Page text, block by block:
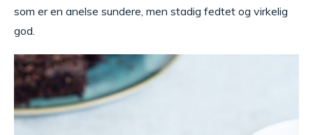
som er en anelse sundere, men stadig fedtet og virkelig
god.